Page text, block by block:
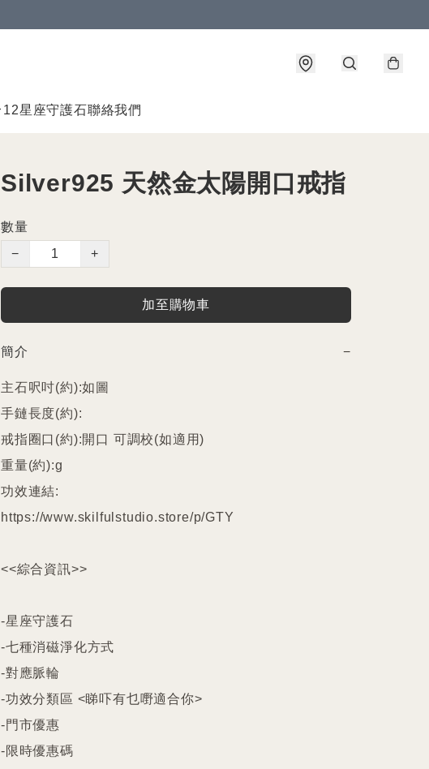
12星座守護石聯絡我們
Silver925 天然金太陽開口戒指
數量
−
+
加至購物車
簡介 −
主石呎吋(約):如圖
手鏈長度(約):
戒指圈口(約):開口 可調校(如適用)
重量(約):g
功效連結:
https://www.skilfulstudio.store/p/GTY
<<綜合資訊>>
-星座守護石
-七種消磁淨化方式
-對應脈輪
-功效分類區 <睇吓有乜嘢適合你>
-門市優惠
-限時優惠碼